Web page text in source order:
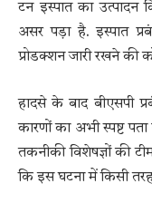
टन इस्पात का उत्पादन
असर पड़ा है. इस्पात
प्रोडक्शन जारी रखने की
हादसे के बाद
कारणों का अभी स्पष्ट
तकनीकी विशेषज्ञों की
कि इस घटना में किसी